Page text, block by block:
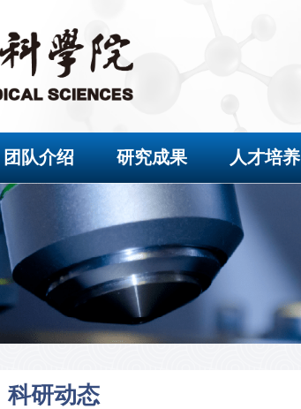
团队介绍 研究成果 人才培养
科研动态